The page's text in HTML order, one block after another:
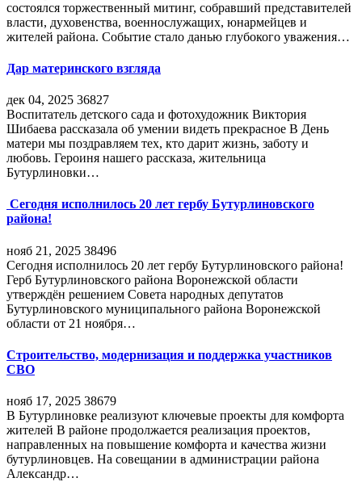
состоялся торжественный митинг, собравший представителей
власти, духовенства, военнослужащих, юнармейцев и
жителей района. Событие стало данью глубокого уважения…
Дар материнского взгляда
дек 04, 2025 36827
Воспитатель детского сада и фотохудожник Виктория
Шибаева рассказала об умении видеть прекрасное В День
матери мы поздравляем тех, кто дарит жизнь, заботу и
любовь. Героиня нашего рассказа, жительница
Бутурлиновки…
Сегодня исполнилось 20 лет гербу Бутурлиновского
района!
нояб 21, 2025 38496
Сегодня исполнилось 20 лет гербу Бутурлиновского района!
Герб Бутурлиновского района Воронежской области
утверждён решением Совета народных депутатов
Бутурлиновского муниципального района Воронежской
области от 21 ноября…
Строительство, модернизация и поддержка участников
СВО
нояб 17, 2025 38679
В Бутурлиновке реализуют ключевые проекты для комфорта
жителей В районе продолжается реализация проектов,
направленных на повышение комфорта и качества жизни
бутурлиновцев. На совещании в администрации района
Александр…